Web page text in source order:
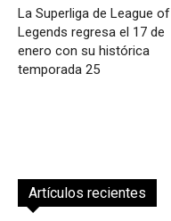
La Superliga de League of
Legends regresa el 17 de
enero con su histórica
temporada 25
Artículos recientes